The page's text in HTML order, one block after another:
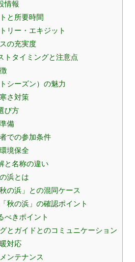
情報
と所要時間
リー・エキジット
の充実度
トタイミングと注意点
シーズン）の魅力
さ対策
び方
備
での参加条件
境保全
と名称の違い
浜とは
の浜」との混同ケース
秋の浜」の確認ポイント
べきポイント
とガイドとのコミュニケーション
対応
ンテナンス